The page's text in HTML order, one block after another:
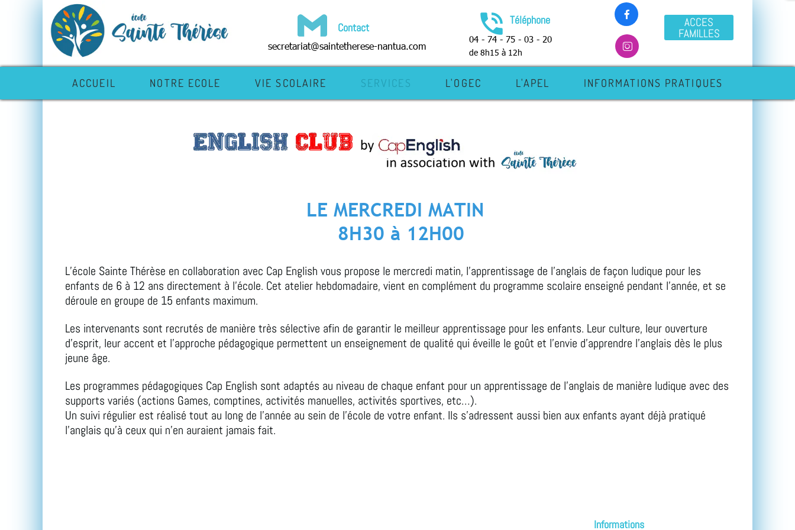
ACCUEIL NOTRE ECOLE VIE SCOLAIRE SERVICES L'OGEC L'APEL INFORMATIONS PRATIQUES
Contact
secretariat@saintetherese-nantua.com
phone_in_talk Téléphone
04 - 74 - 75 - 03 - 20
de 8h15 à 12h
Informations


ACCES
FAMILLES
LE MERCREDI MATIN
8H30 à 12H00
L’école Sainte Thérèse en collaboration avec Cap English vous propose le mercredi matin, l’apprentissage de l’anglais de façon ludique pour les
enfants de 6 à 12 ans directement à l’école. Cet atelier hebdomadaire, vient en complément du programme scolaire enseigné pendant l’année, et se
déroule en groupe de 15 enfants maximum.
Les intervenants sont recrutés de manière très sélective afin de garantir le meilleur apprentissage pour les enfants. Leur culture, leur ouverture
d’esprit, leur accent et l’approche pédagogique permettent un enseignement de qualité qui éveille le goût et l'envie d'apprendre l’anglais dès le plus
jeune âge.
Les programmes pédagogiques Cap English sont adaptés au niveau de chaque enfant pour un apprentissage de l’anglais de manière ludique avec des
supports variés (actions Games, comptines, activités manuelles, activités sportives, etc…).
Un suivi régulier est réalisé tout au long de l’année au sein de l’école de votre enfant. Ils s’adressent aussi bien aux enfants ayant déjà pratiqué
l’anglais qu’à ceux qui n’en auraient jamais fait.